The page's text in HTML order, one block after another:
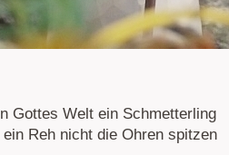
Gottes Welt ein Schmetterling
Reh nicht die Ohren spitzen